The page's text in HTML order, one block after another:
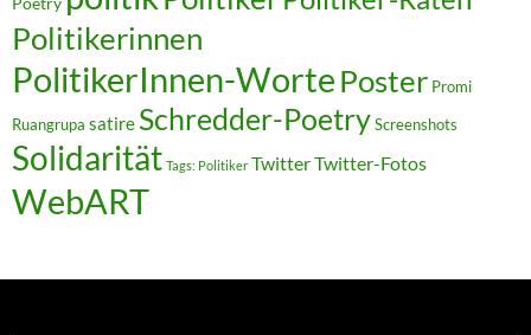
Politikerinnen
PolitikerInnen-Worte Poster Promi
Ruangrupa satire Schredder-PoetryScreenshots
Solidarität Tags: Politiker TwitterTwitter-Fotos
WebART